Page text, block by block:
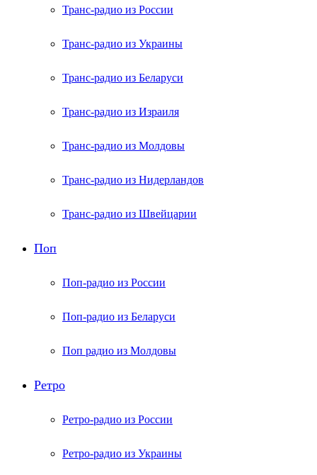
Транс-радио из России
Транс-радио из Украины
Транс-радио из Беларуси
Транс-радио из Израиля
Транс-радио из Молдовы
Транс-радио из Нидерландов
Транс-радио из Швейцарии
Поп
Поп-радио из России
Поп-радио из Беларуси
Поп радио из Молдовы
Ретро
Ретро-радио из России
Ретро-радио из Украины